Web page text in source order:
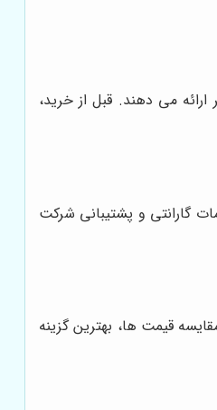
می دهند. قبل از خرید،
گارانتی و پشتیبانی شرکت
قیمت ها، بهترین گزینه